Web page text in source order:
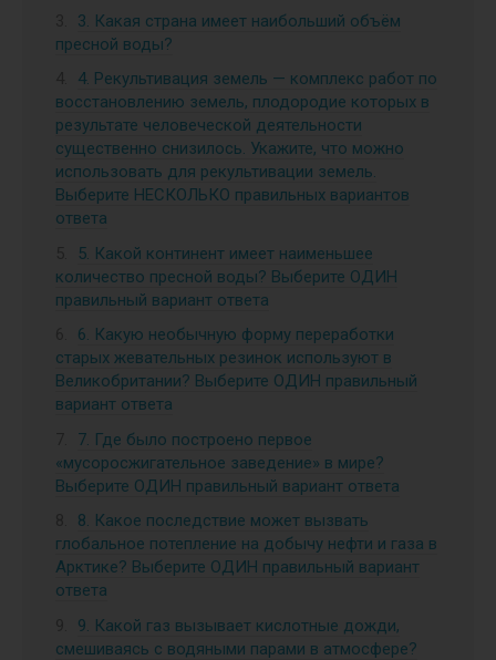
3. Какая страна имеет наибольший объём
пресной воды?
4. Рекультивация земель — комплекс работ по
восстановлению земель, плодородие которых в
результате человеческой деятельности
существенно снизилось. Укажите, что можно
использовать для рекультивации земель.
Выберите НЕСКОЛЬКО правильных вариантов
ответа
5. Какой континент имеет наименьшее
количество пресной воды? Выберите ОДИН
правильный вариант ответа
6. Какую необычную форму переработки
старых жевательных резинок используют в
Великобритании? Выберите ОДИН правильный
вариант ответа
7. Где было построено первое
«мусоросжигательное заведение» в мире?
Выберите ОДИН правильный вариант ответа
8. Какое последствие может вызвать
глобальное потепление на добычу нефти и газа в
Арктике? Выберите ОДИН правильный вариант
ответа
9. Какой газ вызывает кислотные дожди,
смешиваясь с водяными парами в атмосфере?